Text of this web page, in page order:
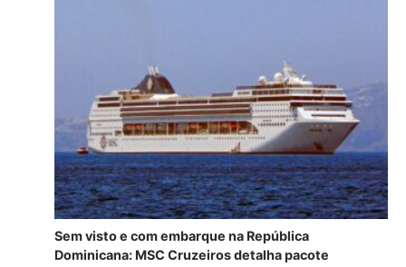
Sem visto e com embarque na República
Dominicana: MSC Cruzeiros detalha pacote